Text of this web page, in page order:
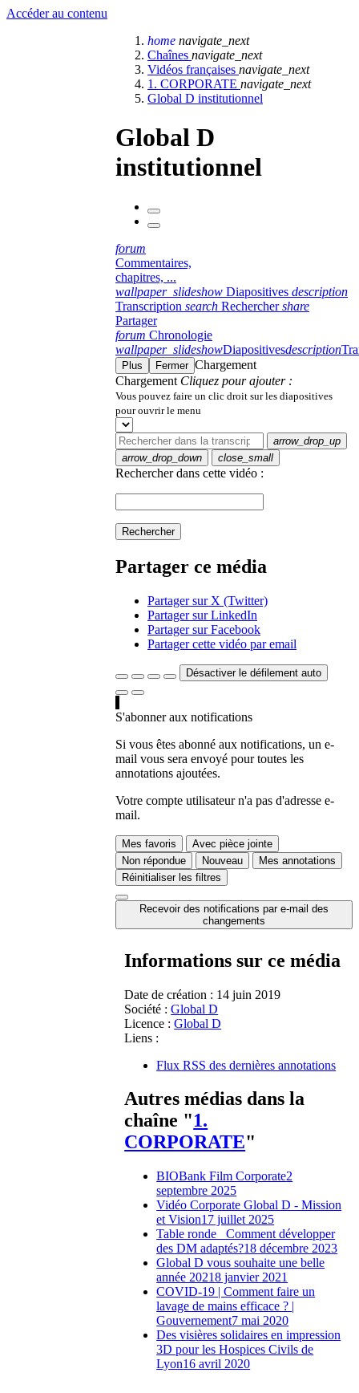
Accéder au contenu
home navigate_next
Chaînes navigate_next
Vidéos françaises navigate_next
1. CORPORATE navigate_next
Global D institutionnel
Global D
institutionnel
forum
Commentaires,
chapitres, ...
wallpaper_slideshow Diapositives description
Transcription search Rechercher share
Partager
forum Chronologie
wallpaper_slideshowDiapositivesdescription
Plus Fermer Chargement
Chargement Cliquez pour ajouter :
Vous pouvez faire un clic droit sur les diapositives
pour ouvrir le menu
arrow_drop_up
arrow_drop_down
close_small
Rechercher dans cette vidéo :
Rechercher
Partager ce média
Partager sur X (Twitter)
Partager sur LinkedIn
Partager sur Facebook
Partager cette vidéo par email
Désactiver le défilement auto
S'abonner aux notifications
Si vous êtes abonné aux notifications, un e-
mail vous sera envoyé pour toutes les
annotations ajoutées.
Votre compte utilisateur n'a pas d'adresse e-
mail.
Mes favoris
Avec pièce jointe
Non répondue
Nouveau
Mes annotations
Réinitialiser les filtres
Recevoir des notifications par e-mail des
changements
Informations sur ce média
Date de création : 14 juin 2019
Société : Global D
Licence : Global D
Liens :
Flux RSS des dernières annotations
Autres médias dans la
chaîne "1.
CORPORATE"
BIOBank Film Corporate2
septembre 2025
Vidéo Corporate Global D - Mission
et Vision17 juillet 2025
Table ronde_ Comment développer
des DM adaptés?18 décembre 2023
Global D vous souhaite une belle
année 20218 janvier 2021
COVID-19 | Comment faire un
lavage de mains efficace ? |
Gouvernement7 mai 2020
Des visières solidaires en impression
3D pour les Hospices Civils de
Lyon16 avril 2020